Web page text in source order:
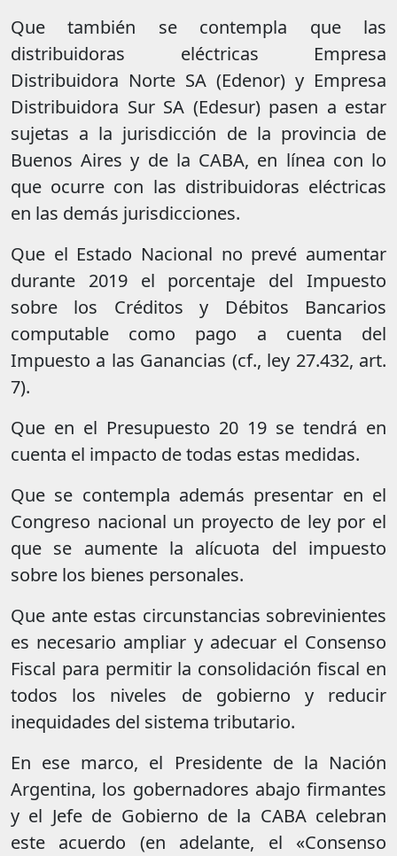
Que también se contempla que las
distribuidoras eléctricas Empresa
Distribuidora Norte SA (Edenor) y Empresa
Distribuidora Sur SA (Edesur) pasen a estar
sujetas a la jurisdicción de la provincia de
Buenos Aires y de la CABA, en línea con lo
que ocurre con las distribuidoras eléctricas
en las demás jurisdicciones.
Que el Estado Nacional no prevé aumentar
durante 2019 el porcentaje del Impuesto
sobre los Créditos y Débitos Bancarios
computable como pago a cuenta del
Impuesto a las Ganancias (cf., ley 27.432, art.
7).
Que en el Presupuesto 20 19 se tendrá en
cuenta el impacto de todas estas medidas.
Que se contempla además presentar en el
Congreso nacional un proyecto de ley por el
que se aumente la alícuota del impuesto
sobre los bienes personales.
Que ante estas circunstancias sobrevinientes
es necesario ampliar y adecuar el Consenso
Fiscal para permitir la consolidación fiscal en
todos los niveles de gobierno y reducir
inequidades del sistema tributario.
En ese marco, el Presidente de la Nación
Argentina, los gobernadores abajo firmantes
y el Jefe de Gobierno de la CABA celebran
este acuerdo (en adelante, el «Consenso